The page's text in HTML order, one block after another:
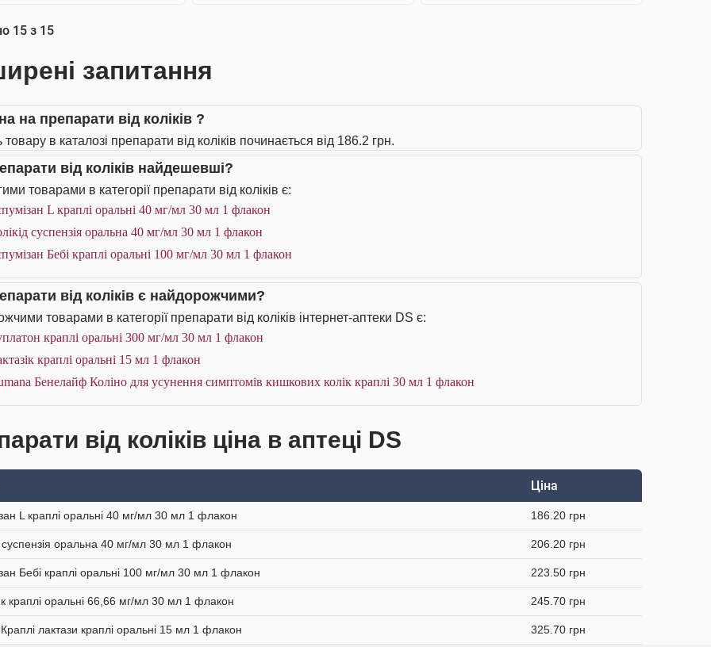
15 з 15
запитання
на препарати від коліків ?
товару в каталозі препарати від коліків починається від 186.2 грн.
від коліків найдешевші?
товарами в категорії препарати від коліків є:
L краплі оральні 40 мг/мл 30 мл 1 флакон
суспензія оральна 40 мг/мл 30 мл 1 флакон
Бебі краплі оральні 100 мг/мл 30 мл 1 флакон
від коліків є найдорожчими?
товарами в категорії препарати від коліків інтернет-аптеки DS є:
краплі оральні 300 мг/мл 30 мл 1 флакон
краплі оральні 15 мл 1 флакон
Бенелайф Коліно для усунення симптомів кишкових колік краплі 30 мл 1 флакон
від коліків ціна в аптеці DS
Ціна
L краплі оральні 40 мг/мл 30 мл 1 флакон 186.20 грн
суспензія оральна 40 мг/мл 30 мл 1 флакон 206.20 грн
Бебі краплі оральні 100 мг/мл 30 мл 1 флакон 223.50 грн
краплі оральні 66,66 мг/мл 30 мл 1 флакон 245.70 грн
лактази краплі оральні 15 мл 1 флакон 325.70 грн